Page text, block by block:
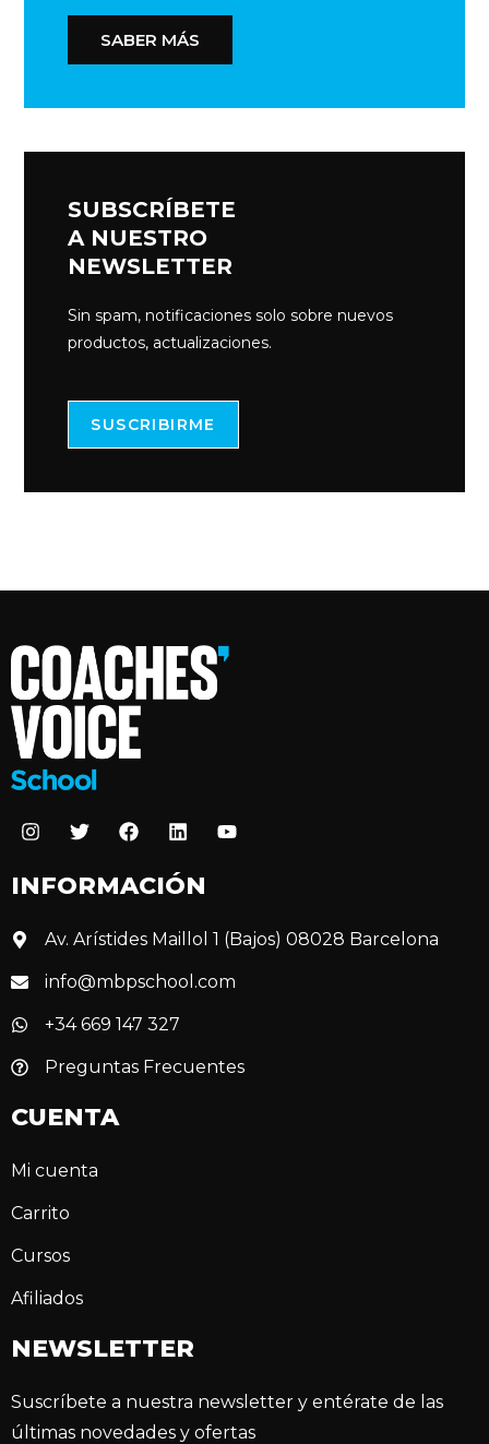
SABER MÁS
SUBSCRÍBETE
A NUESTRO
NEWSLETTER
Sin spam, notificaciones solo sobre nuevos
productos, actualizaciones.
SUSCRIBIRME
INFORMACIÓN
Av. Arístides Maillol 1 (Bajos) 08028 Barcelona
info@mbpschool.com
+34 669 147 327
Preguntas Frecuentes
CUENTA
Mi cuenta
Carrito
Cursos
Afiliados
NEWSLETTER
Suscríbete a nuestra newsletter y entérate de las
últimas novedades y ofertas